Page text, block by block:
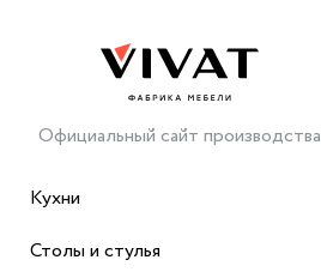
Официальный сайт производства
Кухни
Столы и стулья